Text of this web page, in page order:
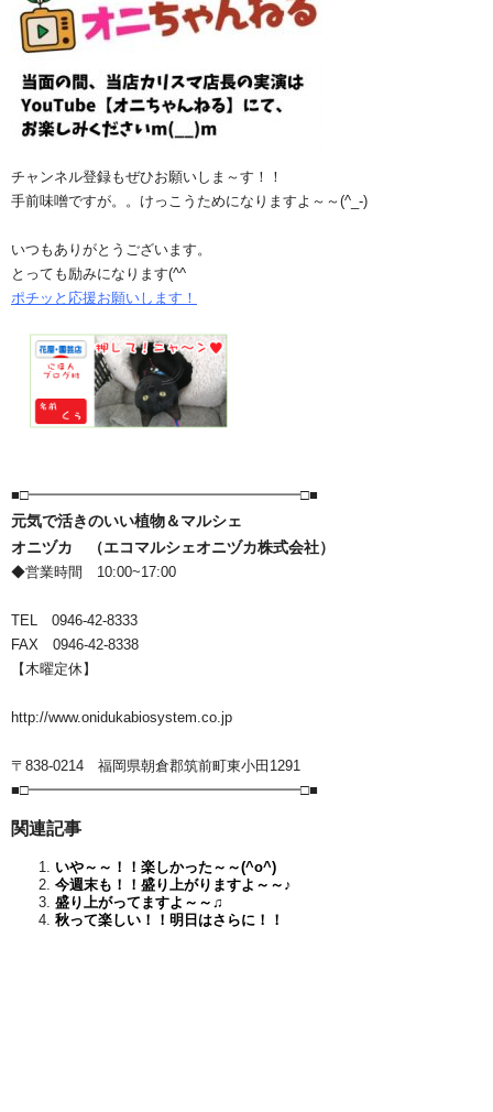
チャンネル登録もぜひお願いしま～す！！
手前味噌ですが。。けっこうためになりますよ～～(^_-)
いつもありがとうございます。
とっても励みになります(^^ゞ
ポチッと応援お願いします！
■□━━━━━━━━━━━━━━━━━━━□■
元気で活きのいい植物＆マルシェ
オニヅカ （エコマルシェオニヅカ株式会社）
◆営業時間 10:00~17:00
TEL 0946-42-8333
FAX 0946-42-8338
【木曜定休】
http://www.onidukabiosystem.co.jp
〒838-0214 福岡県朝倉郡筑前町東小田1291
■□━━━━━━━━━━━━━━━━━━━□■
関連記事
いや～～！！楽しかった～～(^o^)
今週末も！！盛り上がりますよ～～♪
盛り上がってますよ～～♫
秋って楽しい！！明日はさらに！！